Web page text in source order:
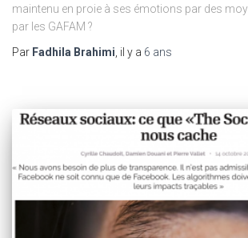
maintenu en proie à ses émotions par des
par les GAFAM ?
Par Fadhila Brahimi, il y a 6 ans